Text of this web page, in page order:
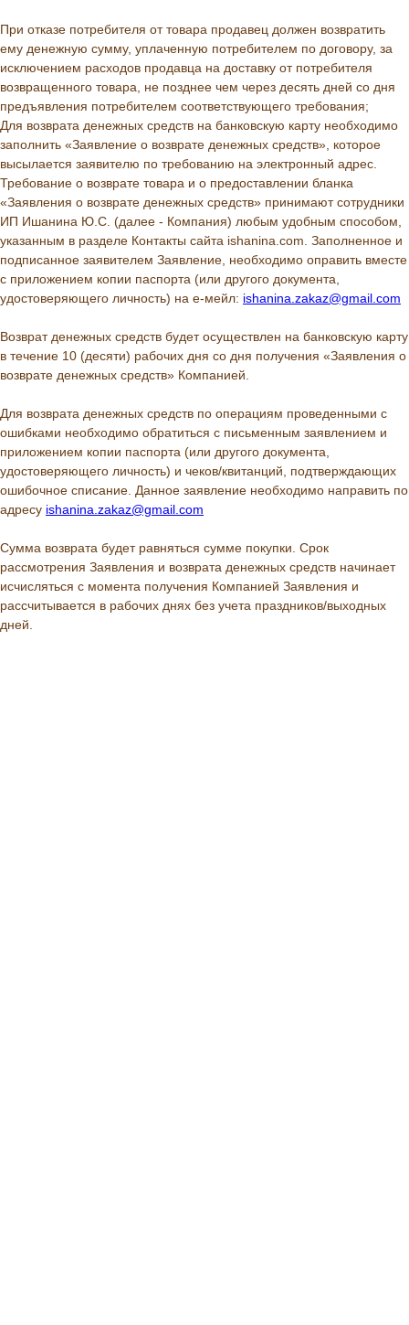
При отказе потребителя от товара продавец должен возвратить
ему денежную сумму, уплаченную потребителем по договору, за
исключением расходов продавца на доставку от потребителя
возвращенного товара, не позднее чем через десять дней со дня
предъявления потребителем соответствующего требования;
Для возврата денежных средств на банковскую карту необходимо
заполнить «Заявление о возврате денежных средств», которое
высылается заявителю по требованию на электронный адрес.
Требование о возврате товара и о предоставлении бланка
«Заявления о возврате денежных средств» принимают сотрудники
ИП Ишанина Ю.С. (далее - Компания) любым удобным способом,
указанным в разделе Контакты сайта ishanina.com. Заполненное и
подписанное заявителем Заявление, необходимо оправить вместе
с приложением копии паспорта (или другого документа,
удостоверяющего личность) на е-мейл: ishanina.zakaz@gmail.com
Возврат денежных средств будет осуществлен на банковскую карту
в течение 10 (десяти) рабочих дня со дня получения «Заявления о
возврате денежных средств» Компанией.
Для возврата денежных средств по операциям проведенными с
ошибками необходимо обратиться с письменным заявлением и
приложением копии паспорта (или другого документа,
удостоверяющего личность) и чеков/квитанций, подтверждающих
ошибочное списание. Данное заявление необходимо направить по
адресу ishanina.zakaz@gmail.com
Сумма возврата будет равняться сумме покупки. Срок
рассмотрения Заявления и возврата денежных средств начинает
исчисляться с момента получения Компанией Заявления и
рассчитывается в рабочих днях без учета праздников/выходных
дней.